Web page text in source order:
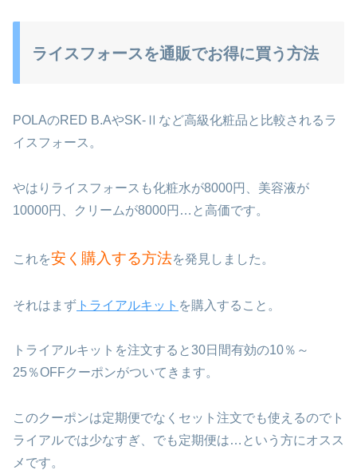
ライスフォースを通販でお得に買う方法
POLAのRED B.AやSK-Ⅱなど高級化粧品と比較されるラ
イスフォース。
やはりライスフォースも化粧水が8000円、美容液が
10000円、クリームが8000円…と高価です。
これを安く購入する方法を発見しました。
それはまず トライアルキット を購入すること。
トライアルキットを注文すると30日間有効の10％～
25％OFFクーポンがついてきます。
このクーポンは定期便でなくセット注文でも使えるのでト
ライアルでは少なすぎ、でも定期便は…という方にオスス
メです。